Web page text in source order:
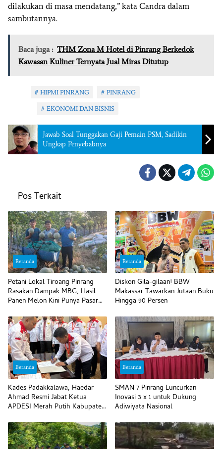
dilakukan di masa mendatang,” kata Candra dalam
sambutannya.
Baca juga : THM Zona M Hotel di Pinrang Berkedok
Kawasan Kuliner Ternyata Jual Miras Ditutup
HIPMI PINRANG PINRANG
EKONOMI DAN BISNIS
Jawab Soal Tunggakan Gaji Pemain PSM, Sadikin
Ungkap Penyebabnya
Pos Terkait
Beranda
Petani Lokal Tiroang Pinrang
Rasakan Dampak MBG, Hasil
Panen Melon Kini Punya Pasar
Beranda
Diskon Gila-gilaan! BBW
Makassar Tawarkan Jutaan Buku
Hingga 90 Persen
Beranda
Kades Padakkalawa, Haedar
Ahmad Resmi Jabat Ketua
APDESI Merah Putih Kabupaten
Beranda
SMAN 7 Pinrang Luncurkan
Inovasi 3 x 1 untuk Dukung
Adiwiyata Nasional